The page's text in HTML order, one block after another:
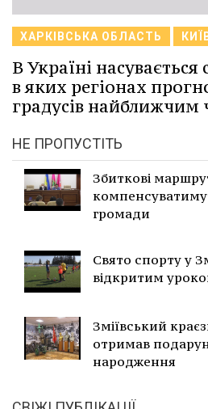
ХАРКІВСЬКА ОБЛАСТЬ
В Україні
в яких регіонах
градусів найближчим
НЕ ПРОПУСТІТЬ
Збиткові
громади
Свято спорту у
відкритим
Зміївський
отримав
народження